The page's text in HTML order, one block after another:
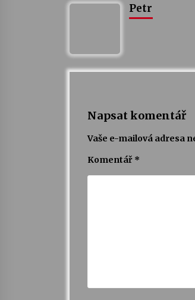
Petr
Napsat komentář
Vaše e-mailová adresa
Komentář *